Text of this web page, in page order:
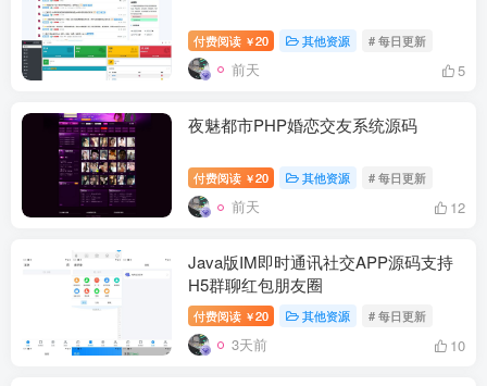
付费阅读 ￥20 其他资源 # 每日更新
前天 5
夜魅都市PHP婚恋交友系统源码
付费阅读 ￥20 其他资源 # 每日更新
前天 12
Java版IM即时通讯社交APP源码支持
H5群聊红包朋友圈
付费阅读 ￥20 其他资源 # 每日更新
3天前 10